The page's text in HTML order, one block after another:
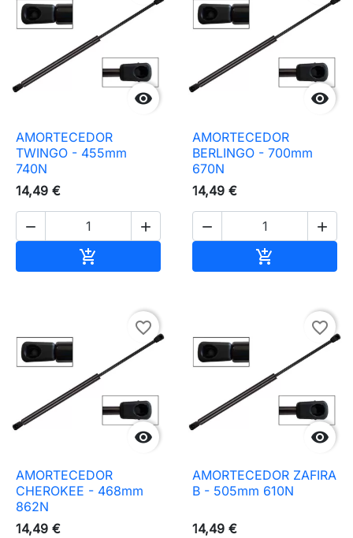

AMORTECEDOR
TWINGO - 455mm
740N
14,49 €
 


AMORTECEDOR
BERLINGO - 700mm
670N
14,49 €
 


favorite_border
AMORTECEDOR
CHEROKEE - 468mm
862N
14,49 €

favorite_border
AMORTECEDOR ZAFIRA
B - 505mm 610N
14,49 €